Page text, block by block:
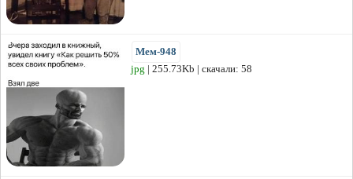
Мем-948
jpg | 255.73Kb | скачали: 58